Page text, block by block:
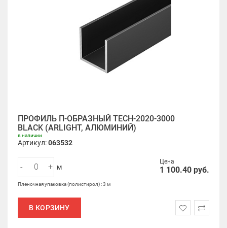
ПРОФИЛЬ П-ОБРАЗНЫЙ TECH-2020-3000
BLACK (ARLIGHT, АЛЮМИНИЙ)
в наличии
Артикул:063532
Цена
1 100.40 руб.
- + м
Пленочная упаковка (полистирол) : 3 м
В КОРЗИНУ